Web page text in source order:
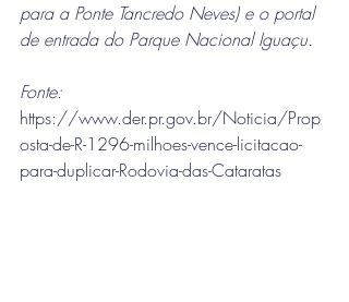
para a Ponte Tancredo Neves) e o portal
de entrada do Parque Nacional Iguaçu.
Fonte:
https://www.der.pr.gov.br/Noticia/Prop
osta-de-R-1296-milhoes-vence-licitacao-
para-duplicar-Rodovia-das-Cataratas